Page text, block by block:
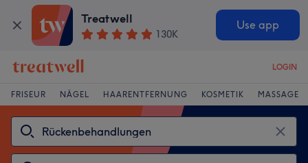
Treatwell
130K
Use app
LOGIN
FRISEUR NÄGEL HAARENTFERNUNG KOSMETIK MASSAGE